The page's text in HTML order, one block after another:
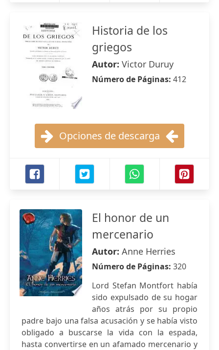
Historia de los
griegos
Autor: Victor Duruy
Número de Páginas: 412
Opciones de descarga
El honor de un
mercenario
Autor: Anne Herries
Número de Páginas: 320
Lord Stefan Montfort había
sido expulsado de su hogar
años atrás por su propio
padre bajo una falsa acusación y se había visto
obligado a buscarse la vida con la espada,
hasta convertirse en un afamado mercenario y